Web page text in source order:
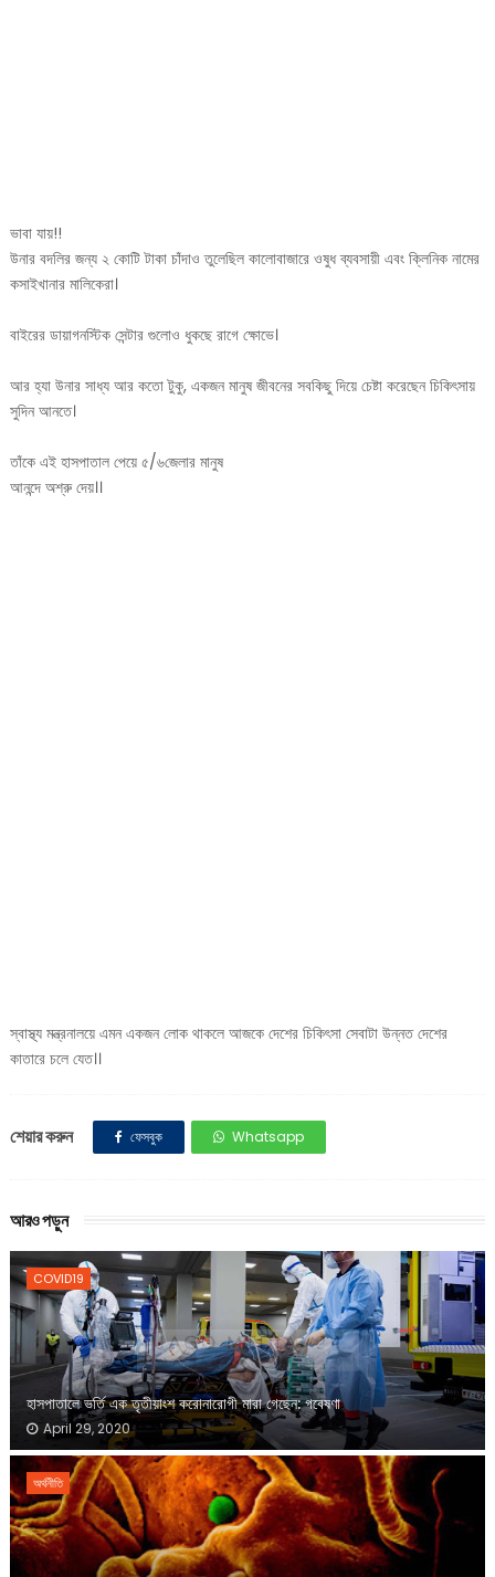
ভাবা যায়!!
উনার বদলির জন্য ২ কোটি টাকা চাঁদাও তুলেছিল কালোবাজারে ওষুধ ব্যবসায়ী এবং ক্লিনিক নামের
কসাইখানার মালিকেরা।
বাইরের ডায়াগনস্টিক সেন্টার গুলোও ধুকছে রাগে ক্ষোভে।
আর হ্যা উনার সাধ্য আর কতো টুকু, একজন মানুষ জীবনের সবকিছু দিয়ে চেষ্টা করেছেন চিকিৎসায়
সুদিন আনতে।
তাঁকে এই হাসপাতাল পেয়ে ৫/৬জেলার মানুষ
আনন্দে অশ্রু দেয়।।
স্বাস্থ্য মন্ত্রনালয়ে এমন একজন লোক থাকলে আজকে দেশের চিকিৎসা সেবাটা উন্নত দেশের
কাতারে চলে যেত।।
শেয়ার করুন ফেসবুক Whatsapp
আরও পড়ুন
COVID19
হাসপাতালে ভর্তি এক তৃতীয়াংশ করোনারোগী মারা গেছেন: গবেষণা
April 29, 2020
অর্থনীতি